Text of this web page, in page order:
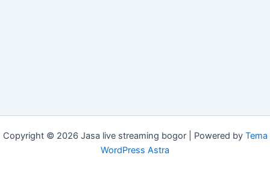
Copyright © 2026 Jasa live streaming bogor | Powered by Tema
WordPress Astra